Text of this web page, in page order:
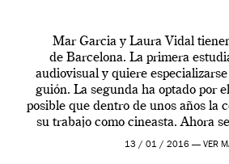
Mar Garcia y Laura Vidal
de Barcelona. La primera
audiovisual y quiere
guión. La segunda ha optado por
posible que dentro de unos años la
su trabajo como cineasta. Ahora
contarnos una
13 / 01 / 2016 — VER